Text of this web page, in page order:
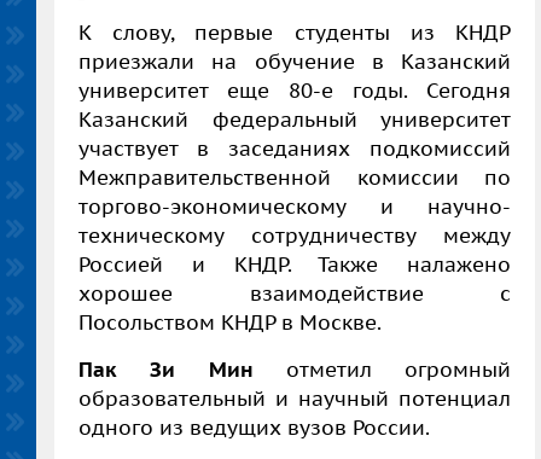
К слову, первые студенты из КНДР
приезжали на обучение в Казанский
университет еще 80-е годы. Сегодня
Казанский федеральный университет
участвует в заседаниях подкомиссий
Межправительственной комиссии по
торгово-экономическому и научно-
техническому сотрудничеству между
Россией и КНДР. Также налажено
хорошее взаимодействие с
Посольством КНДР в Москве.
Пак Зи Мин отметил огромный
образовательный и научный потенциал
одного из ведущих вузов России.